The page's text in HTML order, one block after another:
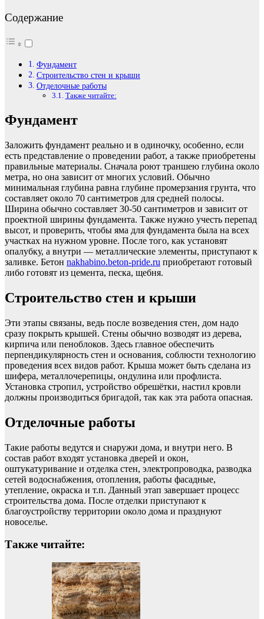
Содержание
Фундамент
Строительство стен и крыши
Отделочные работы
Также читайте:
Фундамент
Заложить фундамент реально и в одиночку, особенно, если
есть представление о проведении работ, а также приобретены
правильные материалы. Сначала роют траншею глубина около
метра, но она зависит от многих условий. Обычно
минимальная глубина равна глубине промерзания грунта, что
составляет около 70 сантиметров для средней полосы.
Ширина обычно составляет 30-50 сантиметров и зависит от
проектной ширины фундамента. Также нужно учесть перепад
высот, и проверить, чтобы яма для фундамента была на всех
участках на нужном уровне. После того, как установят
опалубку, а внутри — металлические элементы, приступают к
заливке. Бетон nakhabino.beton-pride.ru приобретают готовый
либо готовят из цемента, песка, щебня.
Строительство стен и крыши
Эти этапы связаны, ведь после возведения стен, дом надо
сразу покрыть крышей. Стены обычно возводят из дерева,
кирпича или пеноблоков. Здесь главное обеспечить
перпендикулярность стен и основания, соблюсти технологию
проведения всех видов работ. Крыша может быть сделана из
шифера, металлочерепицы, ондулина или профлиста.
Установка стропил, устройство обрешётки, настил кровли
должны производиться бригадой, так как эта работа опасная.
Отделочные работы
Такие работы ведутся и снаружи дома, и внутри него. В
состав работ входят установка дверей и окон,
оштукатуривание и отделка стен, электропроводка, разводка
сетей водоснабжения, отопления, работы фасадные,
утепление, окраска и т.п. Данный этап завершает процесс
строительства дома. После отделки приступают к
благоустройству территории около дома и празднуют
новоселье.
Также читайте: